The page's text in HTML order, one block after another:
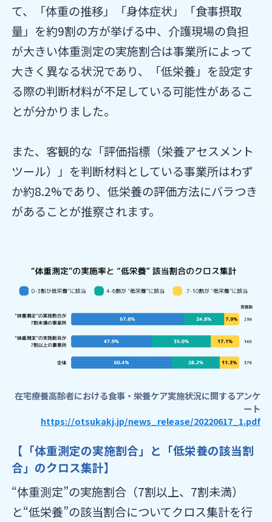
て、「体重の推移」「身体症状」「食事摂取
量」を約9割の方が挙げる中、介護現場の負担
が大きい体重測定の実施割合は事業所によって
大きく異なる状況であり、「低栄養」を設定す
る際の判断材料が不足している可能性があるこ
とが分かりました。
また、客観的な「評価指標（栄養アセスメント
ツール）」を判断材料としている事業所はわず
か約8.2%であり、低栄養の評価方法にバラつき
があることが推察されます。
在宅療養高齢者における食事・栄養ケア実施状況に関するアンケ
ート
https://otsukakj.jp/news_release/20220617_1.pdf
【「体重測定の実施割合」と「低栄養の該当割
合」のクロス集計】
“体重測定”の実施割合（7割以上、7割未満）
と“低栄養”の該当割合についてクロス集計を行